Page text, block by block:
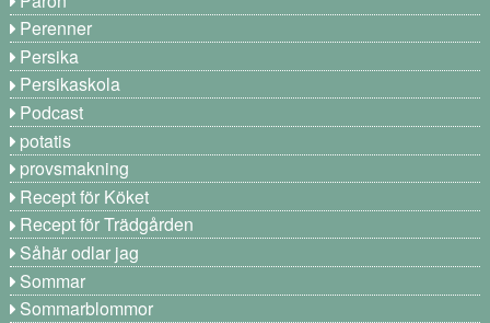
Perenner
Persika
Persikaskola
Podcast
potatis
provsmakning
Recept för Köket
Recept för Trädgården
Såhär odlar jag
Sommar
Sommarblommor